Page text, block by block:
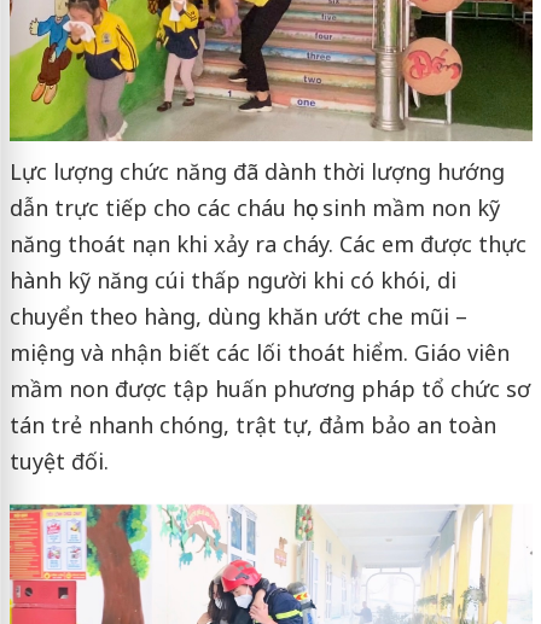
Lực lượng chức năng đã dành thời lượng hướng
dẫn trực tiếp cho các cháu học sinh mầm non kỹ
năng thoát nạn khi xảy ra cháy. Các em được thực
hành kỹ năng cúi thấp người khi có khói, di
chuyển theo hàng, dùng khăn ướt che mũi –
miệng và nhận biết các lối thoát hiểm. Giáo viên
mầm non được tập huấn phương pháp tổ chức sơ
tán trẻ nhanh chóng, trật tự, đảm bảo an toàn
tuyệt đối.